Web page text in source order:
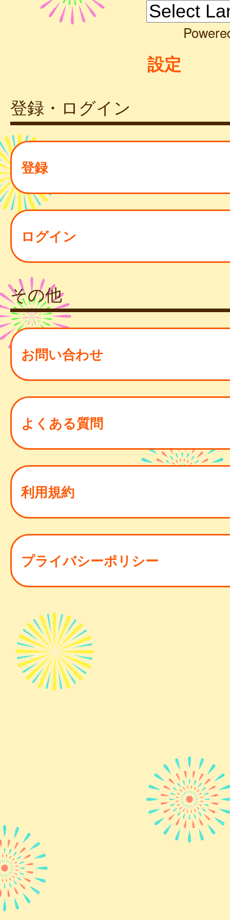
設定
登録・ログイン
登録
ログイン
その他
お問い合わせ
よくある質問
利用規約
プライバシーポリシー